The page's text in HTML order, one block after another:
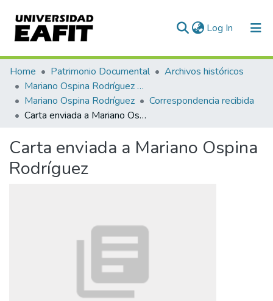
Log In (current)
Communities & Collections
All of DSpace
Statistics
Home Patrimonio Documental
Archivos históricos
Mariano Ospina Rodríguez (1826 -1912)
Mariano Ospina Rodríguez
Correspondencia recibida
Carta enviada a Mariano Ospina Rodríguez
Carta enviada a Mariano Ospina
Rodríguez